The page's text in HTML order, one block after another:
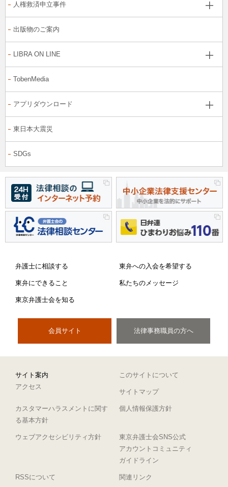
人権救済申立事件
出版物のご案内
LIBRA ON LINE
TobenMedia
アプリダウンロード
東日本大震災
SDGs
弁護士に相談する 東弁への入会を希望する
東弁にできること 私たちのメッセージ
東京弁護士会を知る
会員サイト 法律事務職員の方へ
サイト案内
このサイトについて
アクセス
サイトマップ
カスタマーハラスメントに関す
る基本方針
個人情報保護方針
ウェブアクセシビリティ方針
東京弁護士会SNS公式
アカウントコミュニティ
ガイドライン
RSSについて 関連リンク